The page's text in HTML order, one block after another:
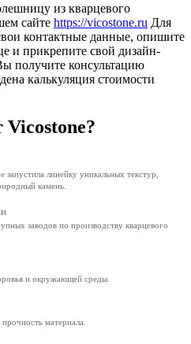
из кварцевого
сайте https://vicostone.ru Для
контактные данные, опишите
и прикрепите свой дизайн-
получите консультацию
калькуляция стоимости
линейку уникальных текстур,
камень.
заводов по производству кварцевого
и окружающей среды.
материала.